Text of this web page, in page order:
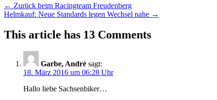
Post
navigation
← Zurück beim Racingteam Freudenberg
Helmkauf: Neue Standards legen Wechsel nahe →
This article has 13 Comments
Garbe, André sagt:
18. März 2016 um 06:28 Uhr
Hallo liebe Sachsenbiker…